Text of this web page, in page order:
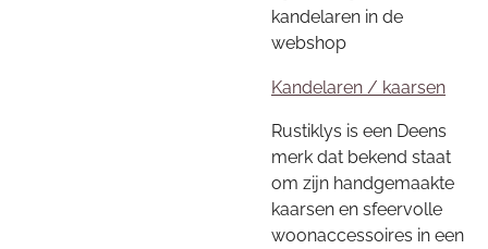
kandelaren in de
webshop
Kandelaren / kaarsen
Rustiklys is een Deens
merk dat bekend staat
om zijn handgemaakte
kaarsen en sfeervolle
woonaccessoires in een